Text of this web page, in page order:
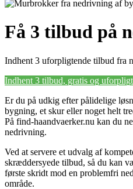
Få 3 tilbud på
Indhent 3 uforpligtende tilbud fra
Indhent 3 tilbud, gratis og
Er du på udkig efter pålidelige
bygning, et skur eller noget helt
På find-haandvaerker.nu kan du
nedrivning.
Ved at servere et udvalg af
skræddersyede tilbud, så du kan
første skridt mod en problemfri
område.